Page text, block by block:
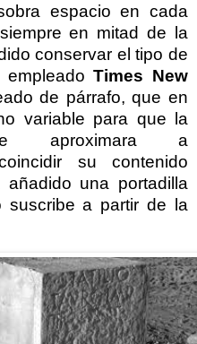
espacio en cada
en mitad de la
conservar el tipo de
empleadoTimes New
de párrafo, que en
variable para que la
aproximara a
su contenido
una portadilla
suscribe a partir de la